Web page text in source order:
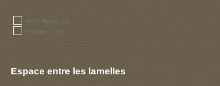
fourchues (1)
normal (15)
Espace entre les lamelles